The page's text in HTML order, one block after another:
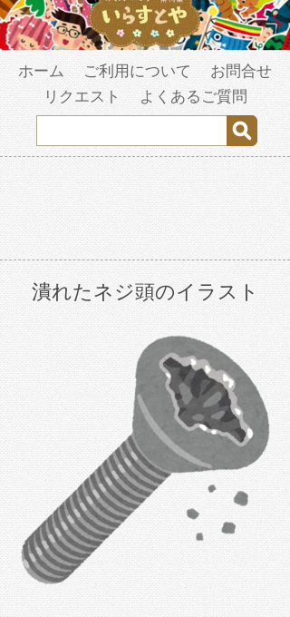
ホーム ご利用について
お問合せ
リクエスト
よくあるご質問
潰れたネジ頭のイラスト